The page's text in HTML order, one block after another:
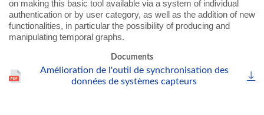
on making this basic tool available via a system of individual
authentication or by user category, as well as the addition of new
functionalities, in particular the possibility of producing and
manipulating temporal graphs.
Documents
Amélioration de l'outil de synchronisation des
données de systèmes capteurs